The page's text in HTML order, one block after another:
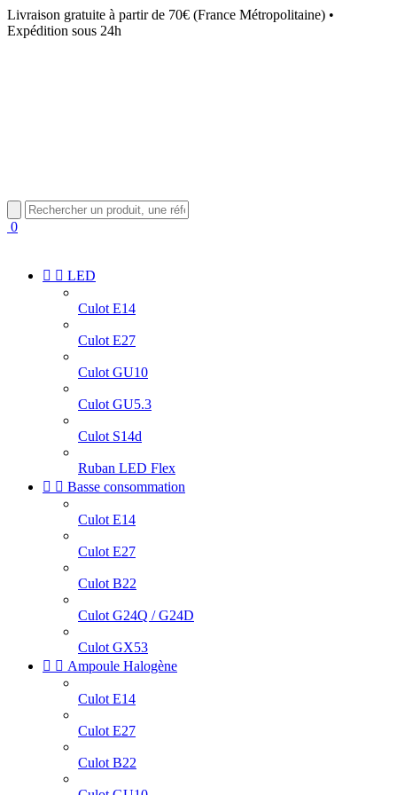
Livraison gratuite à partir de 70€ (France Métropolitaine) •
Expédition sous 24h
0
  LED
Culot E14
Culot E27
Culot GU10
Culot GU5.3
Culot S14d
Ruban LED Flex
  Basse consommation
Culot E14
Culot E27
Culot B22
Culot G24Q / G24D
Culot GX53
  Ampoule Halogène
Culot E14
Culot E27
Culot B22